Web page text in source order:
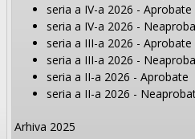
seria a IV-a 2026 - Aprobate
seria a IV-a 2026 -
seria a III-a 2026 - Aprobate
seria a III-a 2026 -
seria a II-a 2026 - Aprobate
seria a II-a 2026 -
Arhiva 2025